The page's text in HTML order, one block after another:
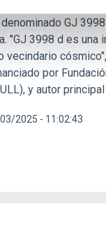
GJ
"GJ 3998 d es una
vecindario
por
y autor
2025 - 11:02:43